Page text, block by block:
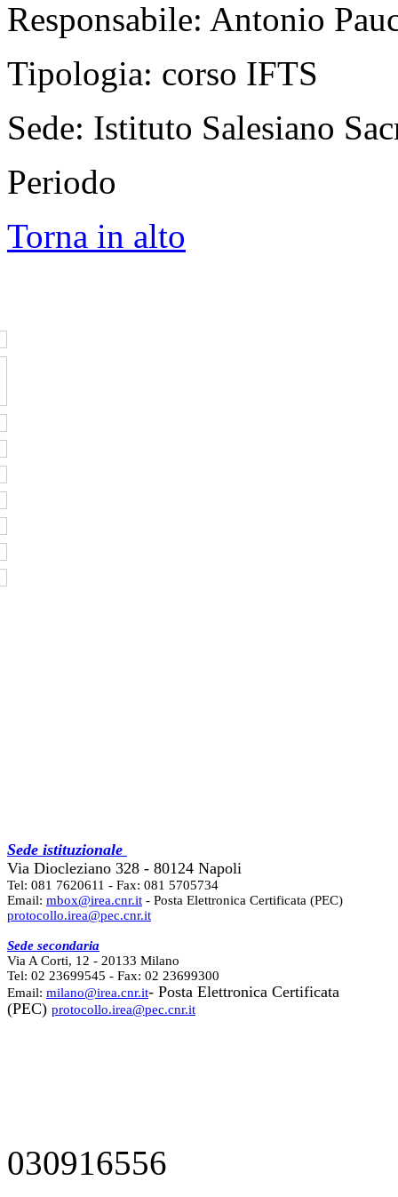
Responsabile: Antonio
Tipologia: corso IFTS
Sede: Istituto Salesiano
Periodo
Torna in alto
Sede istituzionale
Via Diocleziano 328 - 80124 Napoli
Tel: 081 7620611 - Fax: 081 5705734
Email: mbox@irea.cnr.it - Posta Elettronica Certificata (PEC)
protocollo.irea@pec.cnr.it
Sede secondaria
Via A Corti, 12 - 20133 Milano
Tel: 02 23699545 - Fax: 02 23699300
Email: milano@irea.cnr.it- Posta Elettronica Certificata
(PEC) protocollo.irea@pec.cnr.it
030916556